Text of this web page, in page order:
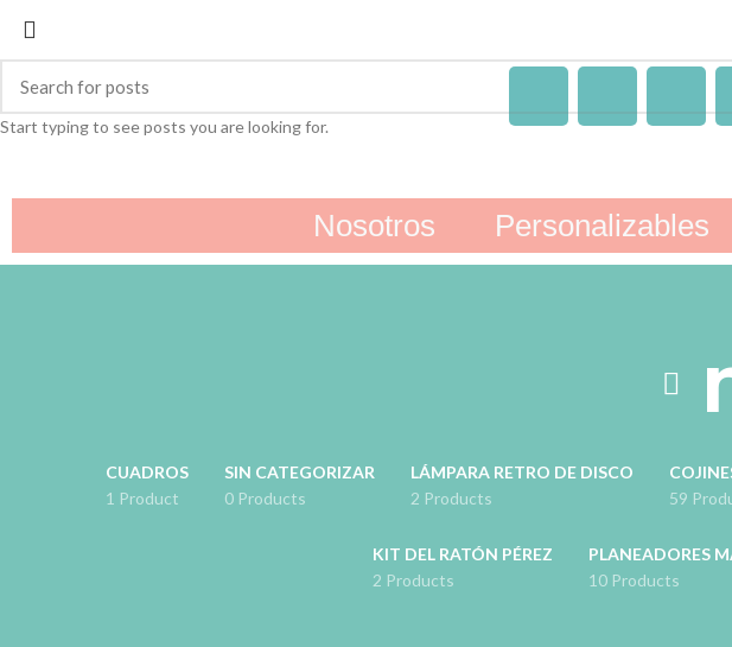
Nosotros Personalizables
CUADROS
1 Product
SIN CATEGORIZAR
0 Products
LÁMPARA RETRO DE DISCO
2 Products
59
KIT DEL RATÓN PÉREZ
2 Products
PLANEADORES
10 Products
Start typing to see posts you are looking for.